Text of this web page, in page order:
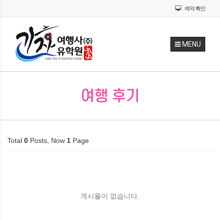
예약 확인
MENU
여행 후기
Total 0 Posts, Now 1 Page
게시물이 없습니다.